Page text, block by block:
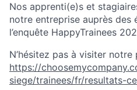
Nos apprenti(e)s et
notre entreprise auprès des
l’enquête HappyTrainees
N’hésitez pas à visiter notre
https://
siege/trainees/fr/resultats-